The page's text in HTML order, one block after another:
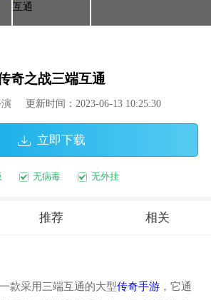
奇之战三端互通
更新时间：2023-06-13 10:25:30
立即下载
无病毒 无外挂
推荐 相关
款采用三端互通的大型传奇手游，它通